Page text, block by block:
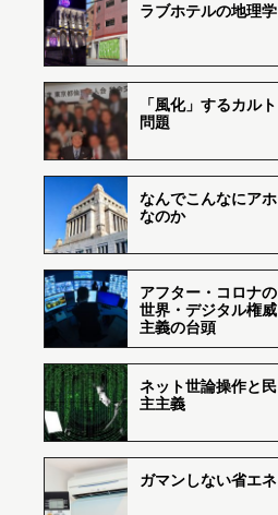
ラブホテルの地理学
「風化」するカルト
問題
なんでこんなにアホ
なのか
アフター・コロナの
世界・デジタル権威
主義の台頭
ネット世論操作と民
主主義
ガマンしない省エネ